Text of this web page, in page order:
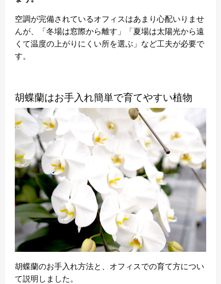
空調が完備されているオフィスはあまり心配いりませ
んが、「冬場は窓際から離す」「夏場は太陽光から遠
くて温度の上がりにくい所を選ぶ」など工夫が必要で
す。
胡蝶蘭はお手入れ簡単で育てやすい植物
胡蝶蘭のお手入れ方法と、オフィスでの育て方につい
て説明しました。